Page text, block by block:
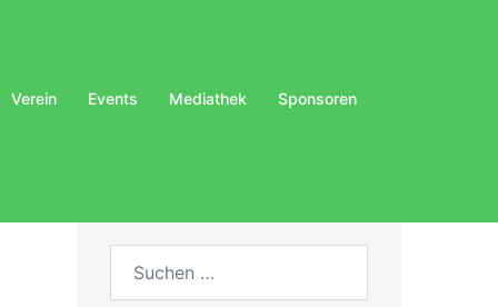
Verein Events Mediathek Sponsoren